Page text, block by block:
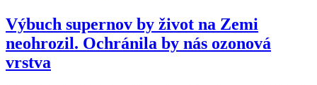
Výbuch supernov by život na Zemi
neohrozil. Ochránila by nás ozonová
vrstva